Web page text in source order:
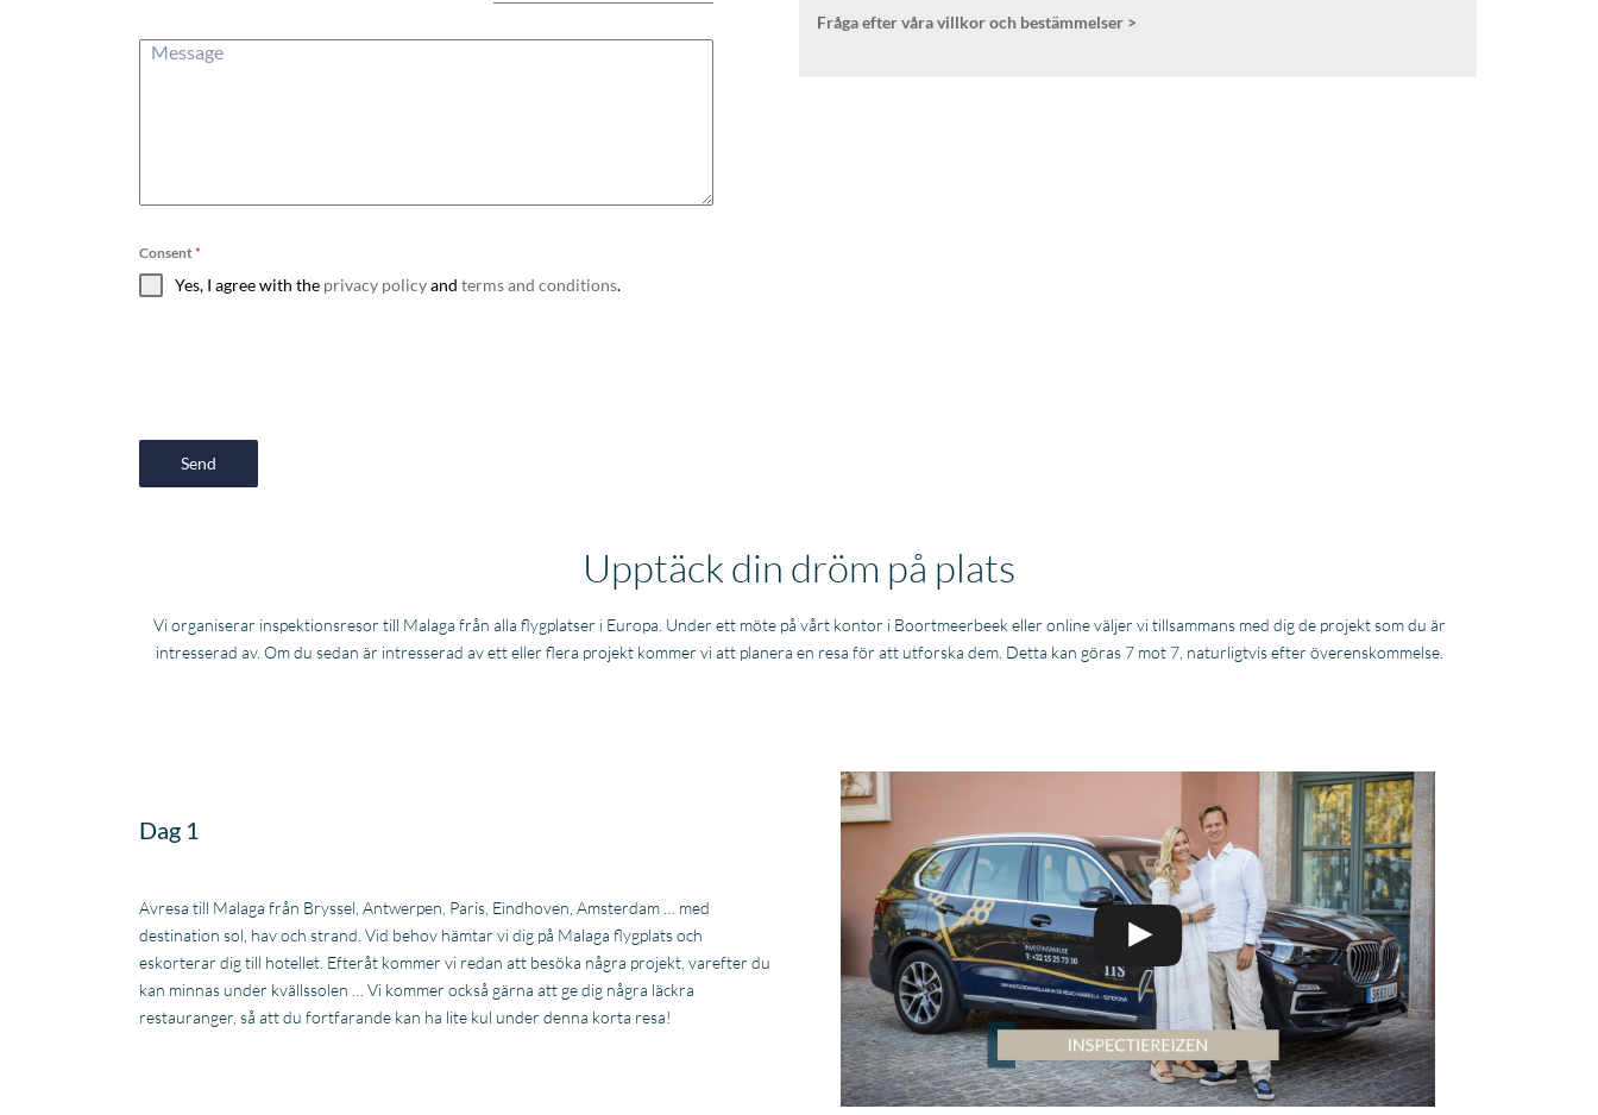
+44
Consent*
Yes, I agree with the privacy policyand terms and conditions.
Send
Fråga efter våra villkor och bestämmelser >
Upptäck din dröm på plats
Vi organiserar inspektionsresor till Malaga från alla flygplatser i Europa. Under ett möte på vårt kontor i Boortmeerbeek eller online väljer vi tillsammans med dig de projekt som du är
intresserad av. Om du sedan är intresserad av ett eller flera projekt kommer vi att planera en resa för att utforska dem. Detta kan göras 7 mot 7, naturligtvis efter överenskommelse.
Dag 1
Avresa till Malaga från Bryssel, Antwerpen, Paris, Eindhoven, Amsterdam … med
destination sol, hav och strand. Vid behov hämtar vi dig på Malaga flygplats och
eskorterar dig till hotellet. Efteråt kommer vi redan att besöka några projekt, varefter du
kan minnas under kvällssolen … Vi kommer också gärna att ge dig några läckra
restauranger, så att du fortfarande kan ha lite kul under denna korta resa!